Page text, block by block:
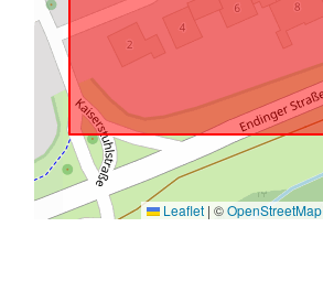
Leaflet | ©OpenStreetMap